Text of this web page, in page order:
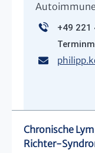
+49 221
Chronische
Richter-